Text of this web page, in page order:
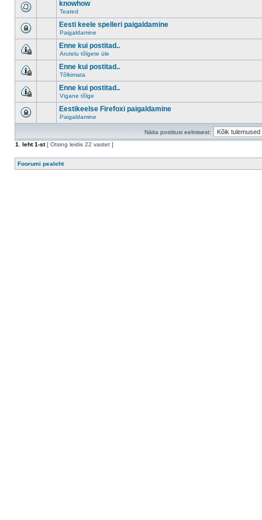
knowhow
Teated
Eesti keele spelleri paigaldamine
Paigaldamine
Enne kui postitad..
Arutelu tõlgete üle
Enne kui postitad..
Tõlkimata
Enne kui postitad..
Vigane tõlge
Eestikeelse Firefoxi paigaldamine
Paigaldamine
Näita postitusi eelmisest:
1
. leht1-st[ Otsing leidis 22 vastet ]
Foorumi pealeht